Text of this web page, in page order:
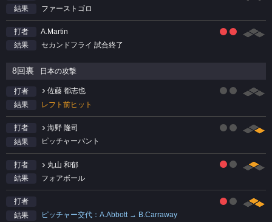
結果
ファーストゴロ
打者
A.Martin
結果
セカンドフライ 試合終了
8回裏 日本の攻撃
打者
佐藤 都志也
結果
レフト前ヒット
打者
海野 隆司
結果
ピッチャーバント
打者
丸山 和郁
結果
フォアボール
打者
結果
ピッチャー交代：A.Abbott → B.Carraway